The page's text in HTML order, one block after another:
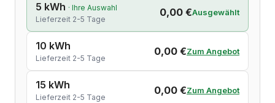
5 kWh · Ihre Auswahl
Lieferzeit 2-5 Tage
0,00 €Ausgewählt
10 kWh
Lieferzeit 2-5 Tage
0,00 €Zum Angebot
15 kWh
Lieferzeit 2-5 Tage
0,00 €Zum Angebot